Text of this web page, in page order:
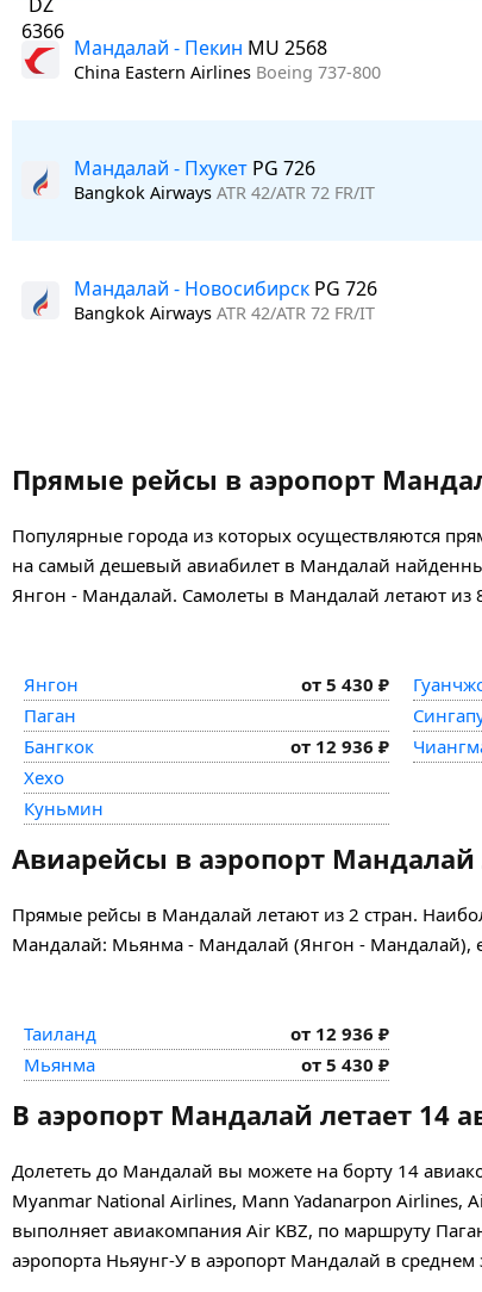
Мандалай - Пекин MU 2568
China Eastern Airlines Boeing 737-800
Мандалай - Пхукет PG 726
Bangkok Airways ATR 42/ATR 72 FR/IT
Мандалай - Новосибирск PG 726
Bangkok Airways ATR 42/ATR 72 FR/IT
Прямые рейсы в аэропорт
Популярные города из которых осуществляются
на самый дешевый авиабилет в Мандалай
Янгон - Мандалай. Самолеты в Мандалай летают из
Янгон
от 5 430 ₽
Паган
Бангкок
от 12 936 ₽
Хехо
Куньмин
Авиарейсы в аэропорт Мандалай
Прямые рейсы в Мандалай летают из 2 стран.
Мандалай: Мьянма - Мандалай (Янгон - Мандалай),
Таиланд
от 12 936 ₽
Мьянма
от 5 430 ₽
В аэропорт Мандалай летает 14
Долететь до Мандалай вы можете на борту 14
Myanmar National Airlines, Mann Yadanarpon
выполняет авиакомпания Air KBZ, по маршруту
аэропорта Ньяунг-У в аэропорт Мандалай в